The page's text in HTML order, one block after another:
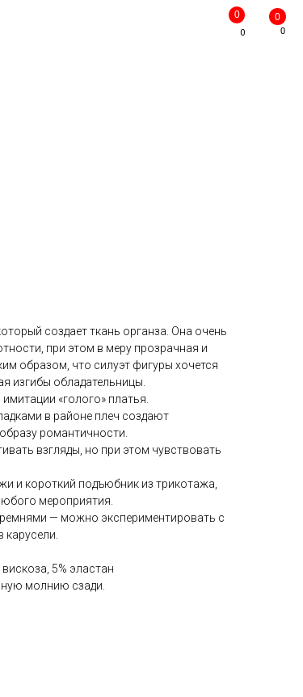
создает ткань органза. Она очень
при этом в меру прозрачная и
образом, что силуэт фигуры хочется
изгибы обладательницы.
«голого» платья.
в районе плеч создают
романтичности.
взгляды, но при этом чувствовать
и короткий подъюбник из трикотажа,
мероприятия.
— можно экспериментировать с
карусели.
5% эластан
молнию сзади.